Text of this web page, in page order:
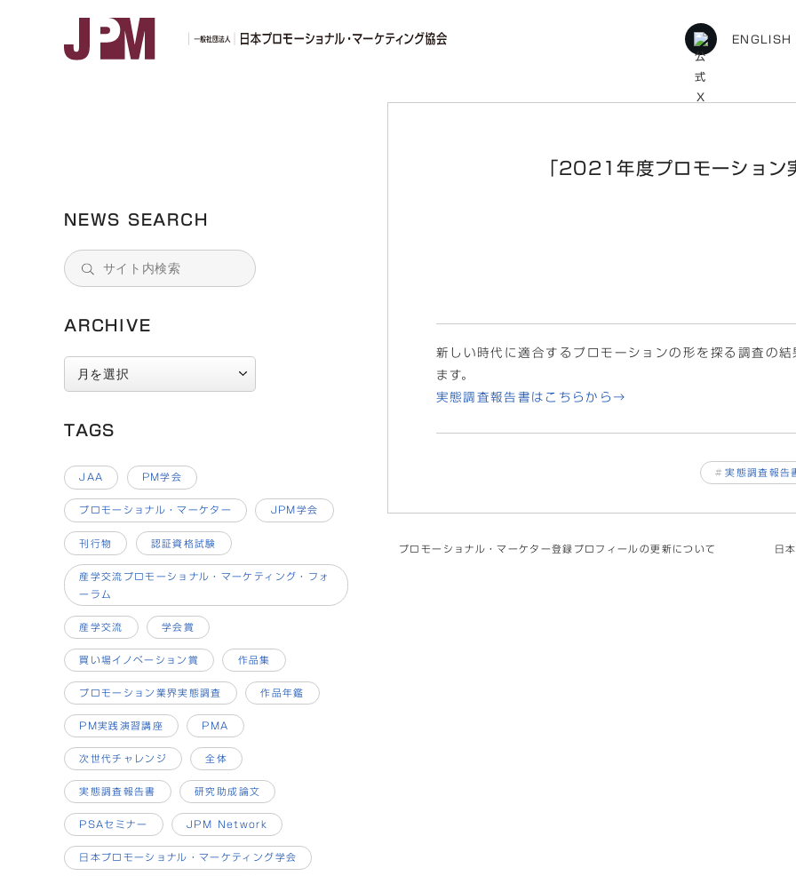
ENGLISH
「2021年度プロモーション
新しい時代に適合するプロモーションの形を探る調査の
ます。
実態調査報告書はこちらから→
# 実態調査報告
プロモーショナル・マーケター登録プロフィールの更新について 日
NEWS SEARCH
ARCHIVE
ARCHIVE
TAGS
JAA PM学会
プロモーショナル・マーケター JPM学会
刊行物 認証資格試験
産学交流プロモーショナル・マーケティング・フォ
ーラム
産学交流 学会賞
買い場イノベーション賞 作品集
プロモーション業界実態調査 作品年鑑
PM実践演習講座 PMA
次世代チャレンジ 全体
実態調査報告書 研究助成論文
PSAセミナー JPM Network
日本プロモーショナル・マーケティング学会